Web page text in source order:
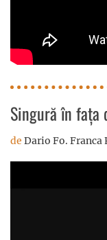
Singură în fața
de Dario Fo. Franca